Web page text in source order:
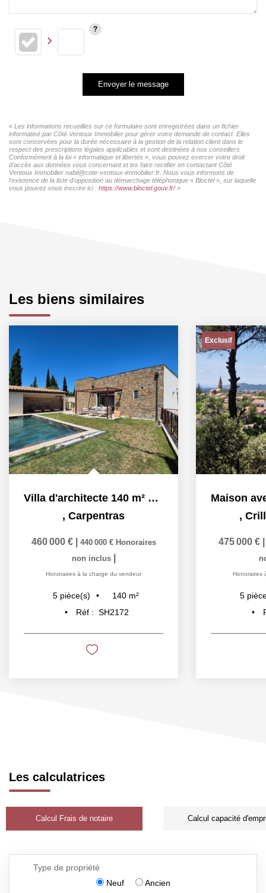
Envoyer le message
« Les informations recueillies sur ce formulaire sont enregistrées dans un fichier
informatisé par Côté Ventoux Immobilier pour gérer votre demande de contact. Elles
sont conservées pour la durée nécessaire à la gestion de la relation client dans le
respect des prescriptions légales applicables et sont destinées à nos conseillers
Conformément à la loi « informatique et libertés », vous pouvez exercer votre droit
d'accès aux données vous concernant et les faire rectifier en contactant Côté
Ventoux Immobilier nabil@cote-ventoux-immobilier.fr. Nous vous informons de
l'existence de la liste d'opposition au démarchage téléphonique « Bloctel », sur laquelle
vous pouvez vous inscrire ici : https://www.bloctel.gouv.fr/»
Les biens similaires
Villa d'architecte 140 m² à Carpentras 5 pièces
, Carpentras
460 000 € 440 000 € Honoraires
non inclus
Honoraires à la charge du vendeur
5 pièce(s) 140 m²
Réf : SH2172
Exclusif
,
475 000 €
Honoraires
5
Les calculatrices
Calcul Frais de notaire Calcul capacité